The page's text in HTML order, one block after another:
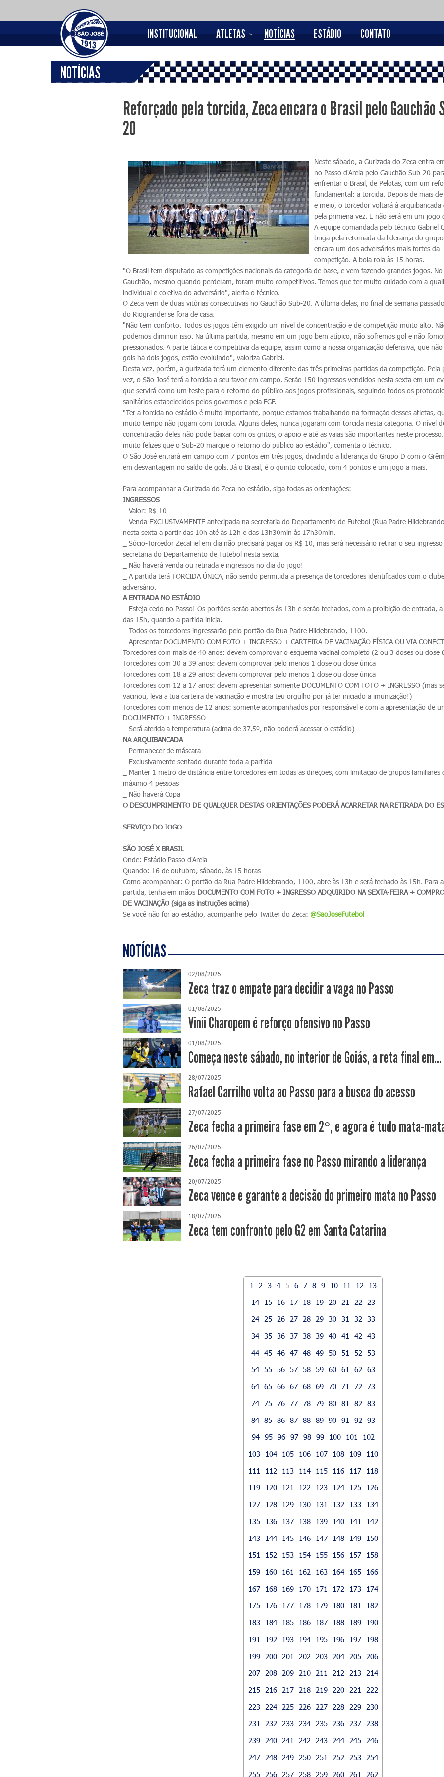
INSTITUCIONAL ATLETAS NOTÍCIAS ESTÁDIO CONTATO
NOTÍCIAS
Reforçado pela torcida, Zeca encara o Brasil pelo Gauchão
20
Neste sábado, a Gurizada do Zeca entra
no Passo d'Areia pelo Gauchão Sub-20
enfrentar o Brasil, de Pelotas, com um
fundamental: a torcida. Depois de mais
e meio, o torcedor voltará à arquibancada
pela primeira vez. E não será em um jogo
A equipe comandada pelo técnico Gabriel
briga pela retomada da liderança do
encara um dos adversários mais fortes da
competição. A bola rola às 15 horas.
"O Brasil tem disputado as competições nacionais da categoria de base, e vem fazendo grandes jogos. No
Gauchão, mesmo quando perderam, foram muito competitivos. Temos que ter muito cuidado com a
individual e coletiva do adversário", alerta o técnico.
O Zeca vem de duas vitórias consecutivas no Gauchão Sub-20. A última delas, no final de semana
do Riograndense fora de casa.
"Não tem conforto. Todos os jogos têm exigido um nível de concentração e de competição muito alto.
podemos diminuir isso. Na última partida, mesmo em um jogo bem atípico, não sofremos gol e não
pressionados. A parte tática e competitiva da equipe, assim como a nossa organização defensiva, que
gols há dois jogos, estão evoluindo", valoriza Gabriel.
Desta vez, porém, a gurizada terá um elemento diferente das três primeiras partidas da competição. Pela
vez, o São José terá a torcida a seu favor em campo. Serão 150 ingressos vendidos nesta sexta em um
que servirá como um teste para o retorno do público aos jogos profissionais, seguindo todos os
sanitários estabelecidos pelos governos e pela FGF.
"Ter a torcida no estádio é muito importante, porque estamos trabalhando na formação desses atletas,
muito tempo não jogam com torcida. Alguns deles, nunca jogaram com torcida nesta categoria. O nível
concentração deles não pode baixar com os gritos, o apoio e até as vaias são importantes neste
muito felizes que o Sub-20 marque o retorno do público ao estádio", comenta o técnico.
O São José entrará em campo com 7 pontos em três jogos, dividindo a liderança do Grupo D com o
em desvantagem no saldo de gols. Já o Brasil, é o quinto colocado, com 4 pontos e um jogo a mais.
Para acompanhar a Gurizada do Zeca no estádio, siga todas as orientações:
INGRESSOS
_ Valor: R$ 10
_ Venda EXCLUSIVAMENTE antecipada na secretaria do Departamento de Futebol (Rua Padre
nesta sexta a partir das 10h até às 12h e das 13h30min às 17h30min.
_ Sócio-Torcedor ZecaFiel em dia não precisará pagar os R$ 10, mas será necessário retirar o seu
secretaria do Departamento de Futebol nesta sexta.
_ Não haverá venda ou retirada e ingressos no dia do jogo!
_ A partida terá TORCIDA ÚNICA, não sendo permitida a presença de torcedores identificados com o clube
adversário.
A ENTRADA NO ESTÁDIO
_ Esteja cedo no Passo! Os portões serão abertos às 13h e serão fechados, com a proibição de entrada,
das 15h, quando a partida inicia.
_ Todos os torcedores ingressarão pelo portão da Rua Padre Hildebrando, 1100.
_ Apresentar DOCUMENTO COM FOTO + INGRESSO + CARTEIRA DE VACINAÇÃO FÍSICA OU VIA
Torcedores com mais de 40 anos: devem comprovar o esquema vacinal completo (2 ou 3 doses ou dose
Torcedores com 30 a 39 anos: devem comprovar pelo menos 1 dose ou dose única
Torcedores com 18 a 29 anos: devem comprovar pelo menos 1 dose ou dose única
Torcedores com 12 a 17 anos: devem apresentar somente DOCUMENTO COM FOTO + INGRESSO (mas
vacinou, leva a tua carteira de vacinação e mostra teu orgulho por já ter iniciado a imunização!)
Torcedores com menos de 12 anos: somente acompanhados por responsável e com a apresentação de
DOCUMENTO + INGRESSO
_ Será aferida a temperatura (acima de 37,5º, não poderá acessar o estádio)
NA ARQUIBANCADA
_ Permanecer de máscara
_ Exclusivamente sentado durante toda a partida
_ Manter 1 metro de distância entre torcedores em todas as direções, com limitação de grupos familiares
máximo 4 pessoas
_ Não haverá Copa
O DESCUMPRIMENTO DE QUALQUER DESTAS ORIENTAÇÕES PODERÁ ACARRETAR NA RETIRADA DO
SERVIÇO DO JOGO
SÃO JOSÉ X BRASIL
Onde: Estádio Passo d'Areia
Quando: 16 de outubro, sábado, às 15 horas
Como acompanhar: O portão da Rua Padre Hildebrando, 1100, abre às 13h e será fechado às 15h. Para
partida, tenha em mãos DOCUMENTO COM FOTO + INGRESSO ADQUIRIDO NA SEXTA-FEIRA +
DE VACINAÇÃO (siga as instruções acima)
Se você não for ao estádio, acompanhe pelo Twitter do Zeca: @SaoJoseFutebol
NOTÍCIAS
02/08/2025
Zeca traz o empate para decidir a vaga no Passo
01/08/2025
Vinii Charopem é reforço ofensivo no Passo
01/08/2025
Começa neste sábado, no interior de Goiás, a reta final em...
28/07/2025
Rafael Carrilho volta ao Passo para a busca do acesso
27/07/2025
Zeca fecha a primeira fase em 2°, e agora é tudo mata-
26/07/2025
Zeca fecha a primeira fase no Passo mirando a liderança
20/07/2025
Zeca vence e garante a decisão do primeiro mata no Passo
18/07/2025
Zeca tem confronto pelo G2 em Santa Catarina
1 2 3 4 5 6 7 8 9 10 11 12
13
14
15 16 17 18 19 20 21 22
23
24
25 26 27 28 29 30 31 32
33
34 35 36 37 38 39 40 41 42
43
44 45 46 47 48 49 50 51 52
53
54 55 56 57 58 59 60 61 62
63
64 65 66 67 68 69 70 71 72
73
74 75 76 77 78 79 80 81 82
83
84 85 86 87 88 89 90 91 92
93
94 95 96 97 98 99 100 101
102
103
104 105 106 107 108 109
110
111
112 113 114 115 116 117
118
119
120 121 122 123 124 125
126
127
128 129 130 131 132 133
134
135
136 137 138 139 140 141
142
143
144 145 146 147 148 149
150
151
152 153 154 155 156 157
158
159
160 161 162 163 164 165
166
167
168 169 170 171 172 173
174
175
176 177 178 179 180 181
182
183
184 185 186 187 188 189
190
191
192 193 194 195 196 197
198
199
200 201 202 203 204 205
206
207
208 209 210 211 212 213
214
215
216 217 218 219 220 221
222
223
224 225 226 227 228 229
230
231
232 233 234 235 236 237
238
239
240 241 242 243 244 245
246
247
248 249 250 251 252 253
254
255
256 257 258 259 260 261 262